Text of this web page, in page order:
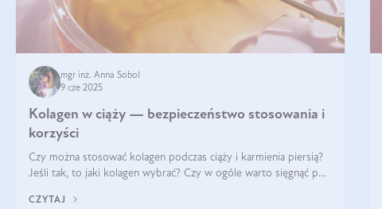
mgr inż. Anna Sobol
9 cze 2025
Kolagen w ciąży — bezpieczeństwo stosowania i
korzyści
Czy można stosować kolagen podczas ciąży i karmienia piersią?
Jeśli tak, to jaki kolagen wybrać? Czy w ogóle warto sięgnąć po
CZYTAJ